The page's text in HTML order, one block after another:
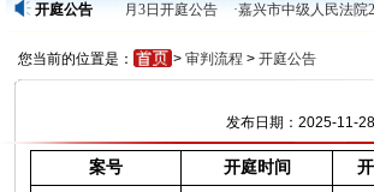
开庭公告
人民法院2026年4月3日开庭公告 ·嘉兴市中级人民法院
您当前的位置是： > 审判流程 > 开庭公告
发布日期：2025-11-28
案号 开庭时间